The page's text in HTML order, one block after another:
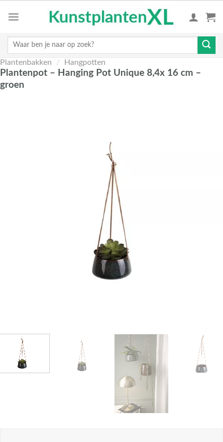
Zoeken
Plantenbakken / Hangpotten
Plantenpot – Hanging Pot Unique 8,4x 16 cm –
groen